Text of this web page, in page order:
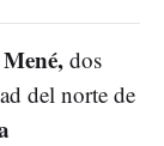
dos
del norte de